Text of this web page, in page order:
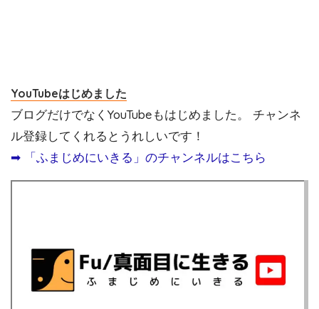
YouTubeはじめました
ブログだけでなくYouTubeもはじめました。 チャンネ
ル登録してくれるとうれしいです！
➡︎ 「ふまじめにいきる」のチャンネルはこちら